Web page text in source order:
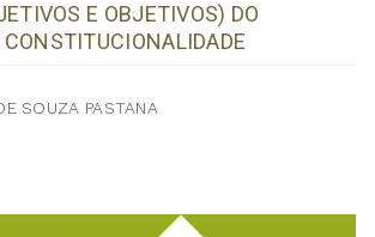
E OBJETIVOS) DO
CONSTITUCIONALIDADE
SOUZA PASTANA